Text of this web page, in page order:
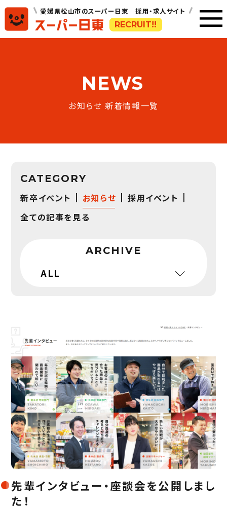
愛媛県松山市のスーパー日東 採用・求人サイト
RECRUIT!!
NEWS
お知らせ 新着情報一覧
CATEGORY
新卒イベント
お知らせ
採用イベント
全ての記事を見る
ARCHIVE
先輩インタビュー・座談会を公開しまし
た！